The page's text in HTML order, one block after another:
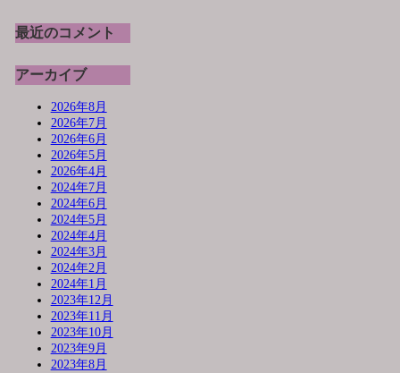
最近のコメント
アーカイブ
2026年8月
2026年7月
2026年6月
2026年5月
2026年4月
2024年7月
2024年6月
2024年5月
2024年4月
2024年3月
2024年2月
2024年1月
2023年12月
2023年11月
2023年10月
2023年9月
2023年8月